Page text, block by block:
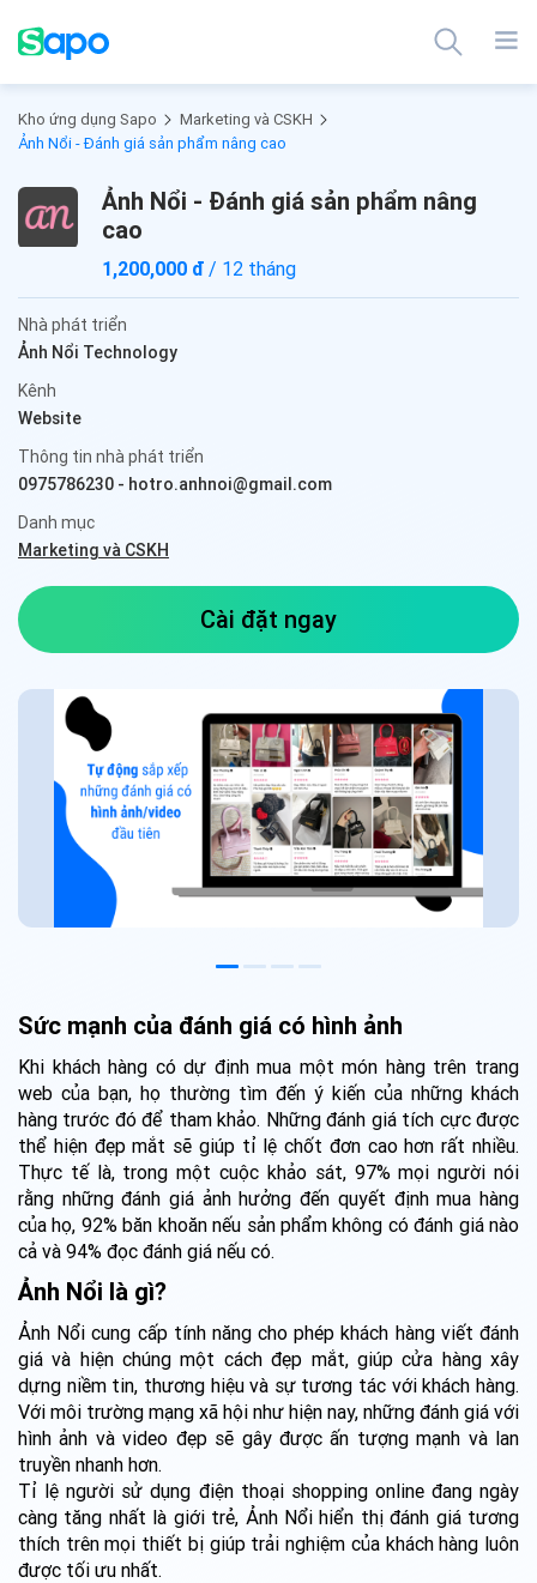
Kho ứng dụng Sapo
Marketing và CSKH
Ảnh Nổi - Đánh giá sản phẩm nâng cao
Ảnh Nổi - Đánh giá sản phẩm nâng
cao
1,200,000 đ / 12 tháng
Nhà phát triển
Ảnh Nổi Technology
Kênh
Website
Thông tin nhà phát triển
0975786230 - hotro.anhnoi@gmail.com
Danh mục
Marketing và CSKH
Cài đặt ngay
Sức mạnh của đánh giá có hình ảnh
Khi khách hàng có dự định mua một món hàng trên trang
web của bạn, họ thường tìm đến ý kiến của những khách
hàng trước đó để tham khảo. Những đánh giá tích cực được
thể hiện đẹp mắt sẽ giúp tỉ lệ chốt đơn cao hơn rất nhiều.
Thực tế là, trong một cuộc khảo sát, 97% mọi người nói
rằng những đánh giá ảnh hưởng đến quyết định mua hàng
của họ, 92% băn khoăn nếu sản phẩm không có đánh giá nào
cả và 94% đọc đánh giá nếu có.
Ảnh Nổi là gì?
Ảnh Nổi cung cấp tính năng cho phép khách hàng viết đánh
giá và hiện chúng một cách đẹp mắt, giúp cửa hàng xây
dựng niềm tin, thương hiệu và sự tương tác với khách hàng.
Với môi trường mạng xã hội như hiện nay, những đánh giá với
hình ảnh và video đẹp sẽ gây được ấn tượng mạnh và lan
truyền nhanh hơn.
Tỉ lệ người sử dụng điện thoại shopping online đang ngày
càng tăng nhất là giới trẻ, Ảnh Nổi hiển thị đánh giá tương
thích trên mọi thiết bị giúp trải nghiệm của khách hàng luôn
được tối ưu nhất.